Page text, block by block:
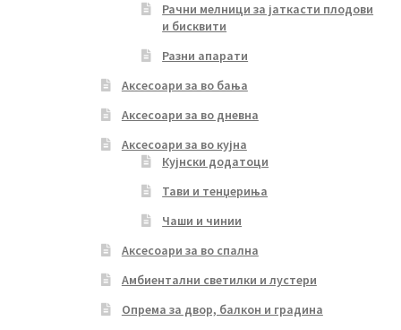
Рачни мелници за јаткасти плодови
и бисквити
Разни апарати
Аксесоари за во бања
Аксесоари за во дневна
Аксесоари за во кујна
Кујнски додатоци
Тави и тенџериња
Чаши и чинии
Аксесоари за во спална
Амбиентални светилки и лустери
Опрема за двор, балкон и градина